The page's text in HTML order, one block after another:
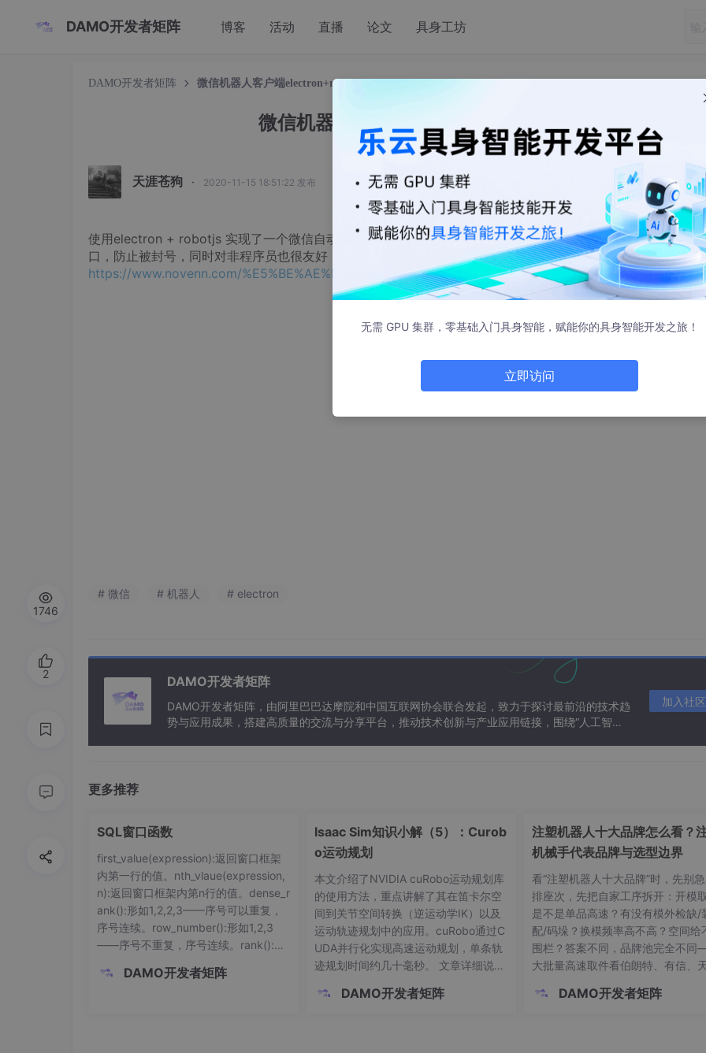
DAMO开发者矩阵 博客 活动 直播 论文 具身工坊
DAMO开发者矩阵 微信机器人客户端electron+robotjs
微信机器人客户端electron+robotjs
天涯苍狗 · 2020-11-15 18:51:22 发布
使用electron + robotjs 实现了一个微信自动化客户端，使用模拟点击的方式去操作微信，而不是只用web端
口，防止被封号，同时对非程序员也很友好：
https://www.novenn.com/%E5%BE%AE%E4%BF%A1%E6%9C%BA%E5%99%A8%E4%BA%BA/
# 微信 # 机器人 # electron
DAMO开发者矩阵
DAMO开发者矩阵，由阿里巴巴达摩院和中国互联网协会联合发起，致力于探讨最前沿的技术趋
势与应用成果，搭建高质量的交流与分享平台，推动技术创新与产业应用链接，围绕“人工智能
加入社区
更多推荐
SQL窗口函数
first_value(expression):返回窗口框架
内第一行的值。nth_vlaue(expression,
n):返回窗口框架内第n行的值。dense_r
ank():形如1,2,2,3——序号可以重复，
序号连续。row_number():形如1,2,3
——序号不重复，序号连续。rank():形
续。lead(expression,n):返回当前行的
DAMO开发者矩阵
Isaac Sim知识小解（5）：Curob
o运动规划
本文介绍了NVIDIA cuRobo运动规划库
的使用方法，重点讲解了其在笛卡尔空
间到关节空间转换（逆运动学IK）以及
运动轨迹规划中的应用。cuRobo通过C
UDA并行化实现高速运动规划，单条轨
迹规划时间约几十毫秒。 文章详细说明
（完整运动规划）和IKSolver（纯逆运
DAMO开发者矩阵
注塑机器人十大品牌怎么看？
机械手代表品牌与选型边界
看“注塑机器人十大品牌”时，先别
排座次，先把自家工序拆开：开模
是不是单品高速？有没有模外检缺/
配/码垛？换模频率高不高？空间给
围栏？答案不同，品牌池完全不
大批量高速取件看伯朗特、有信、
NGEL、Sepro；多品种柔性取件和
DAMO开发者矩阵
1746
2
无需 GPU 集群，零基础入门具身智能，赋能你的具身智能开发之旅！
立即访问